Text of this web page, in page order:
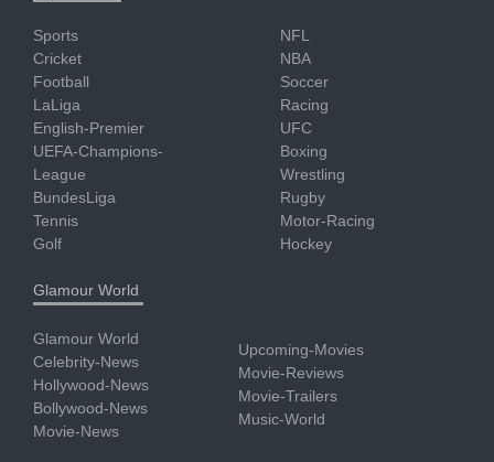
Sports
Cricket
Football
LaLiga
English-Premier
UEFA-Champions-
League
BundesLiga
Tennis
Golf
NFL
NBA
Soccer
Racing
UFC
Boxing
Wrestling
Rugby
Motor-Racing
Hockey
Glamour World
Glamour World
Celebrity-News
Hollywood-News
Bollywood-News
Movie-News
Upcoming-Movies
Movie-Reviews
Movie-Trailers
Music-World